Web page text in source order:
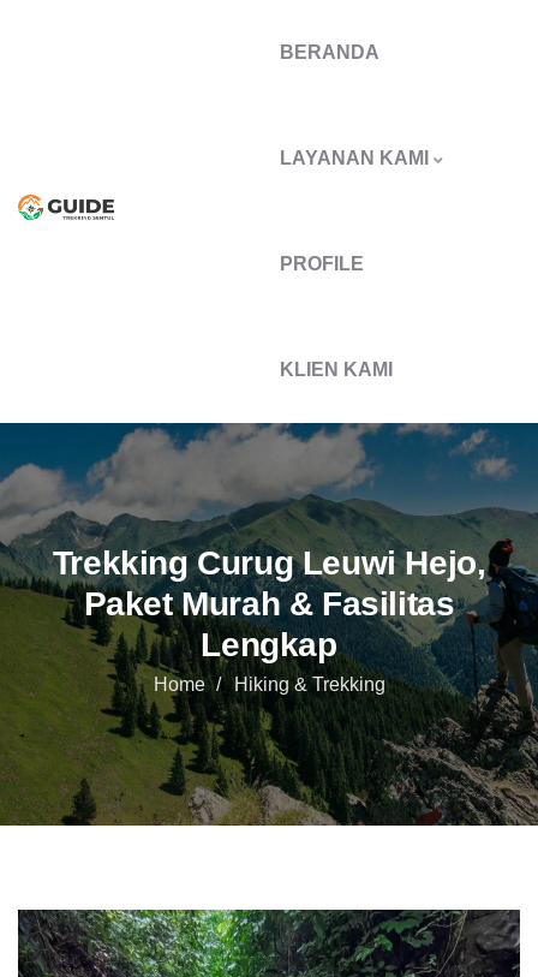
BERANDA
LAYANAN KAMI
PROFILE
KLIEN KAMI
Trekking Curug Leuwi Hejo,
Paket Murah & Fasilitas
Lengkap
Home Hiking & Trekking